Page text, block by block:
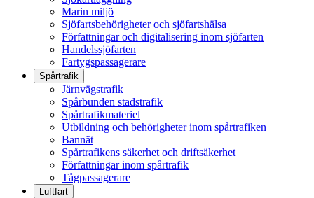
Marin miljö
Sjöfartsbehörigheter och sjöfartshälsa
Författningar och digitalisering inom sjöfarten
Handelssjöfarten
Fartygspassagerare
Spårtrafik
Järnvägstrafik
Spårbunden stadstrafik
Spårtrafikmateriel
Utbildning och behörigheter inom spårtrafiken
Bannät
Spårtrafikens säkerhet och driftsäkerhet
Författningar inom spårtrafik
Tågpassagerare
Luftfart